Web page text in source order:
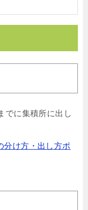
でに集積所に出し
分け方・出し方ポ